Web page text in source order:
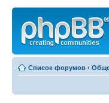
Список форумов ‹